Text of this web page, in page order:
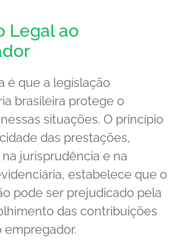
Legal ao
é que a legislação
brasileira protege o
situações. O princípio
das prestações,
jurisprudência e na
estabelece que o
pode ser prejudicado pela
das contribuições
empregador.